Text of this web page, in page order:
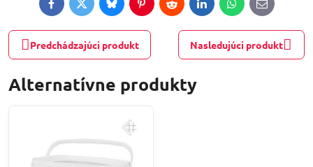
FacebookTwitterBlueskyPinterestRedditLinkedInWhatsApp
E-
mail
Predchádzajúci produkt Nasledujúci produkt
Alternatívne produkty